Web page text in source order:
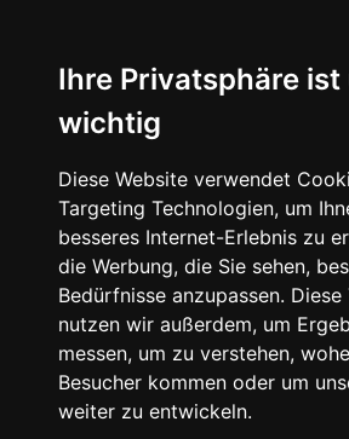
Ihre Privatsphäre ist
wichtig
Diese Website verwendet
Targeting Technologien, um
besseres Internet-Erlebnis zu
die Werbung, die Sie sehen,
Bedürfnisse anzupassen.
nutzen wir außerdem, um
messen, um zu verstehen,
Besucher kommen oder um
weiter zu entwickeln.